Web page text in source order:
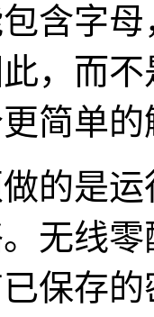
含字
，而
简单
是运
无线
保存